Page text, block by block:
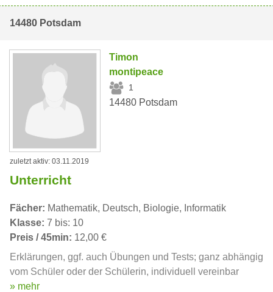
14480 Potsdam
Timon
montipeace
1
14480 Potsdam
zuletzt aktiv: 03.11.2019
Unterricht
Fächer: Mathematik, Deutsch, Biologie, Informatik
Klasse: 7 bis: 10
Preis / 45min: 12,00 €
Erklärungen, ggf. auch Übungen und Tests; ganz abhängig
vom Schüler oder der Schülerin, individuell vereinbar
» mehr